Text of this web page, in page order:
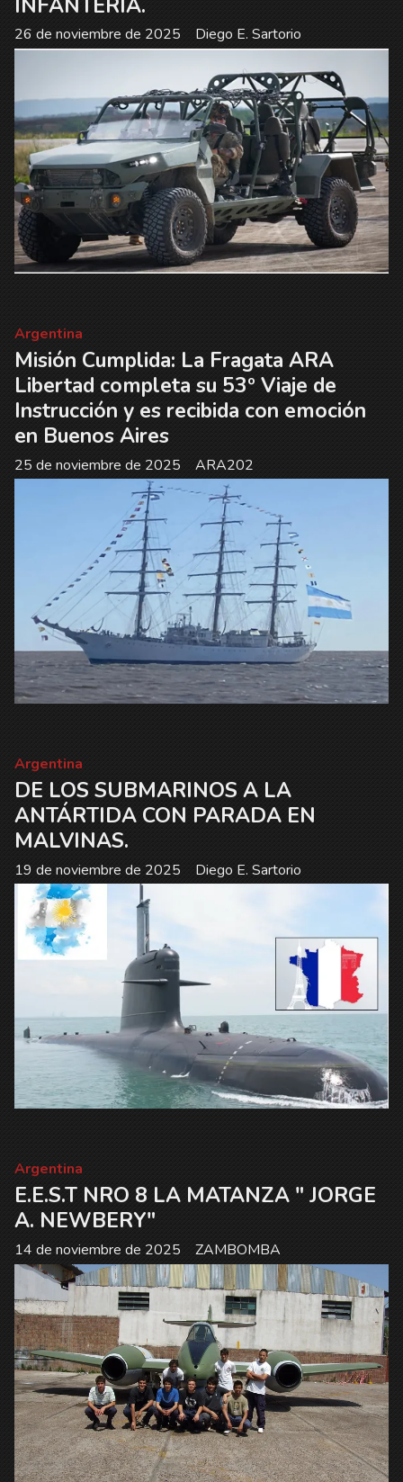
Diego E. Sartorio
26 de noviembre de 2025
Misión Cumplida: La Fragata ARA
Libertad completa su 53º Viaje de
Instrucción y es recibida con emoción
en Buenos Aires
ARA202
Argentina
25 de noviembre de 2025
DE LOS SUBMARINOS A LA
ANTÁRTIDA CON PARADA EN
MALVINAS.
Diego E. Sartorio
Argentina
19 de noviembre de 2025
E.E.S.T NRO 8 LA MATANZA " JORGE
A. NEWBERY"
ZAMBOMBA
Argentina
14 de noviembre de 2025